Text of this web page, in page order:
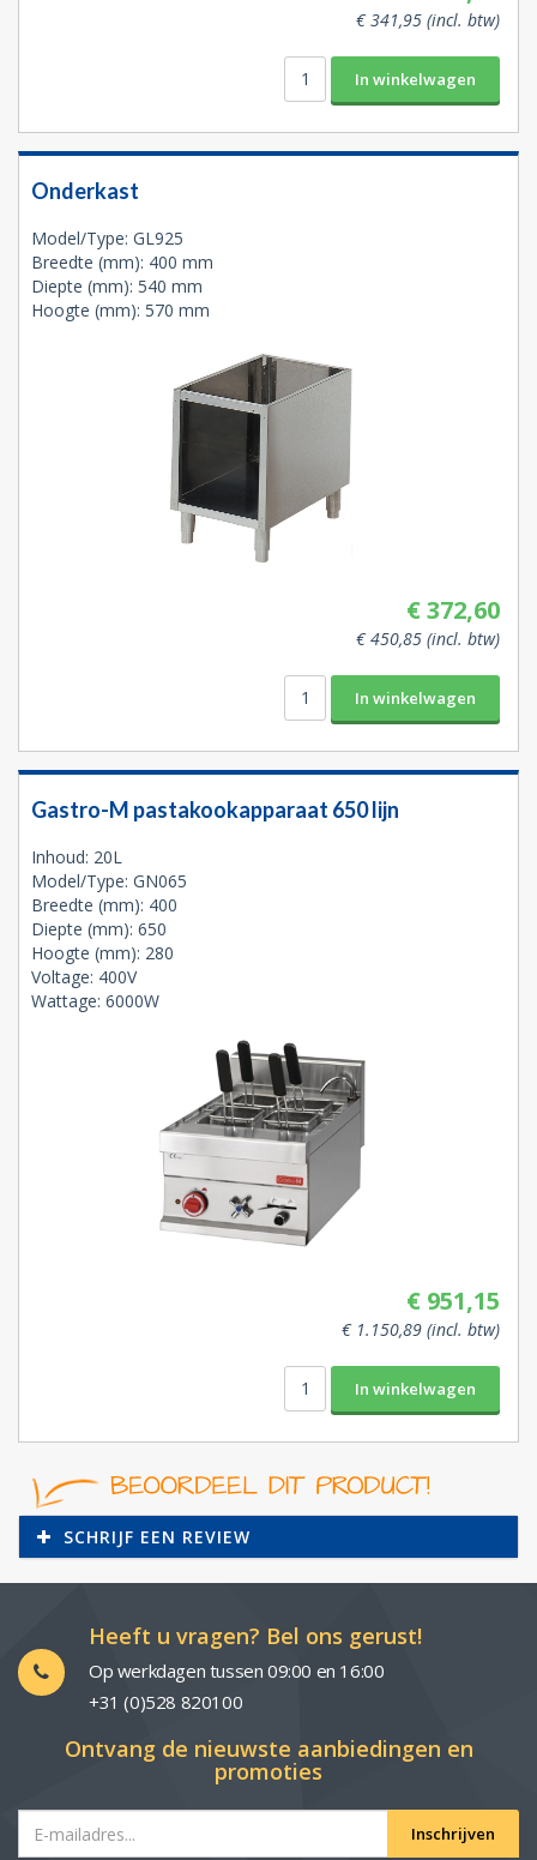
€ 341,95 (incl. btw)
Onderkast
Model/Type: GL925
Breedte (mm): 400 mm
Diepte (mm): 540 mm
Hoogte (mm): 570 mm
€ 372,60
€ 450,85 (incl. btw)
Gastro-M pastakookapparaat 650 lijn
Inhoud: 20L
Model/Type: GN065
Breedte (mm): 400
Diepte (mm): 650
Hoogte (mm): 280
Voltage: 400V
Wattage: 6000W
€ 951,15
€ 1.150,89 (incl. btw)
SCHRIJF EEN REVIEW
Heeft u vragen? Bel ons gerust!
Op werkdagen tussen 09:00 en 16:00
+31 (0)528 820100
Ontvang de nieuwste aanbiedingen en
promoties
Inschrijven